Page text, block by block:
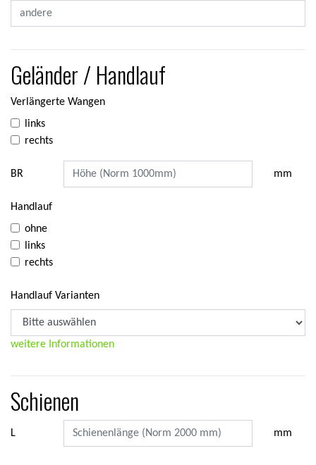
Geländer / Handlauf
Verlängerte Wangen
links
rechts
BR mm
Handlauf
ohne
links
rechts
Handlauf Varianten
weitere Informationen
Schienen
L mm